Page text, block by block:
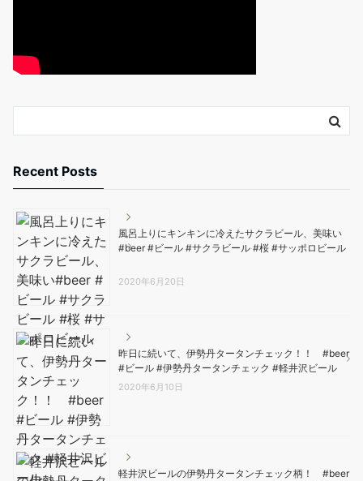
Recent Posts
風呂上りにキンキンに冷えたサクラビール、美味い️
#beer #ビール #サクラビール #桜 #サッポロビール
2020年6月20日
昨日に続いて、伊勢丹タータンチェック！！ #beer
#ビール #伊勢丹タータンチェック #軽井沢ビール
2020年6月10日
軽井沢ビールの伊勢丹タータンチェック柄！ #beer